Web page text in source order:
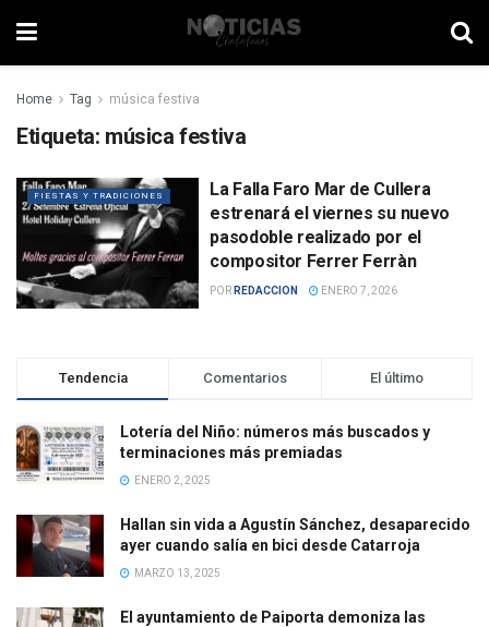
Home Tag música festiva
Etiqueta: música festiva
FIESTAS Y TRADICIONES
La Falla Faro Mar de Cullera
estrenará el viernes su nuevo
pasodoble realizado por el
compositor Ferrer Ferràn
POR REDACCION ENERO 7, 2026
Tendencia Comentarios El último
Lotería del Niño: números más buscados y
terminaciones más premiadas
ENERO 2, 2025
Hallan sin vida a Agustín Sánchez, desaparecido
ayer cuando salía en bici desde Catarroja
MARZO 13, 2025
El ayuntamiento de Paiporta demoniza las